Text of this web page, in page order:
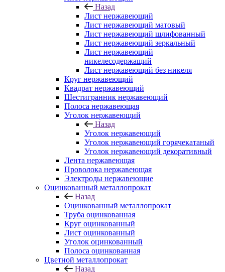
Назад
Лист нержавеющий
Лист нержавеющий матовый
Лист нержавеющий шлифованный
Лист нержавеющий зеркальный
Лист нержавеющий
никелесодержащий
Лист нержавеющий без никеля
Круг нержавеющий
Квадрат нержавеющий
Шестигранник нержавеющий
Полоса нержавеющая
Уголок нержавеющий
Назад
Уголок нержавеющий
Уголок нержавеющий горячекатаный
Уголок нержавеющий декоративный
Лента нержавеющая
Проволока нержавеющая
Электроды нержавеющие
Оцинкованный металлопрокат
Назад
Оцинкованный металлопрокат
Труба оцинкованная
Круг оцинкованный
Лист оцинкованный
Уголок оцинкованный
Полоса оцинкованная
Цветной металлопрокат
Назад